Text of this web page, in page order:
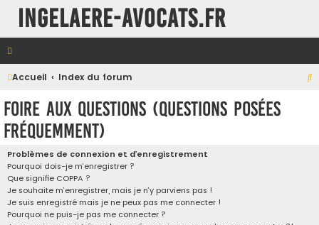
INGELAERE-AVOCATS.FR
Accueil Index du forum
R
Foire aux questions (Questions posées
fréquemment)
Problèmes de connexion et d’enregistrement
Pourquoi dois-je m’enregistrer ?
Que signifie COPPA ?
Je souhaite m’enregistrer, mais je n’y parviens pas !
Je suis enregistré mais je ne peux pas me connecter !
Pourquoi ne puis-je pas me connecter ?